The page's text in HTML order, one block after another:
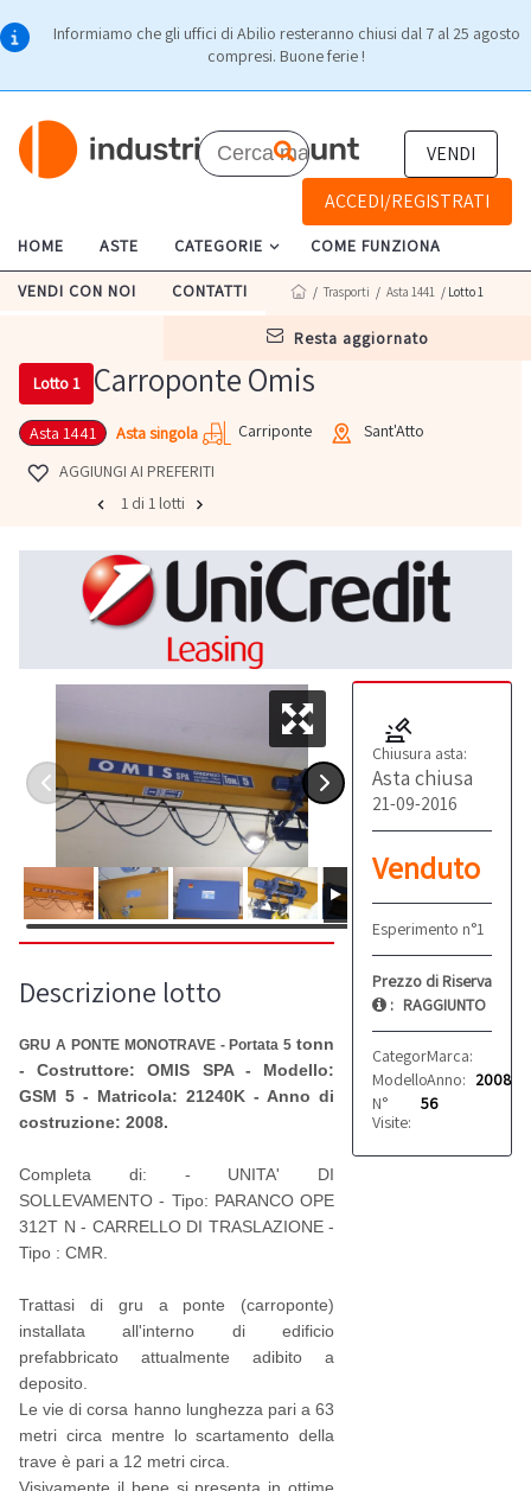
Informiamo che gli uffici di Abilio resteranno chiusi dal 7 al 25 agosto
compresi. Buone ferie !
VENDI
ACCEDI/REGISTRATI
HOME ASTE CATEGORIE COME FUNZIONA
VENDI CON NOI CONTATTI
resta aggiornato
/ Trasporti / Asta 1441 / Lotto 1
Lotto 1 Carroponte Omis
Asta 1441 Asta singola Carriponte
Sant'Atto
AGGIUNGI AI PREFERITI
1 di 1 lotti
Chiusura asta:
Asta chiusa
21-09-2016
Venduto
Esperimento n°1
Prezzo di Riserva
: RAGGIUNTO
Categoria: Carriponte
Marca:
Modello: GSM 5
Anno: 2008
N°
Visite:
56
Descrizione lotto
GRU A PONTE MONOTRAVE - Portata 5tonn
- Costruttore: OMIS SPA - Modello:
GSM 5 - Matricola: 21240K - Anno di
costruzione: 2008.
Completa di: - UNITA' DI
SOLLEVAMENTO - Tipo: PARANCO OPE
312T N - CARRELLO DI TRASLAZIONE -
Tipo : CMR.
Trattasi di gru a ponte (carroponte)
installata all'interno di edificio
prefabbricato attualmente adibito a
deposito.
Le vie di corsa hanno lunghezza pari a 63
metri circa mentre lo scartamento della
trave è pari a 12 metri circa.